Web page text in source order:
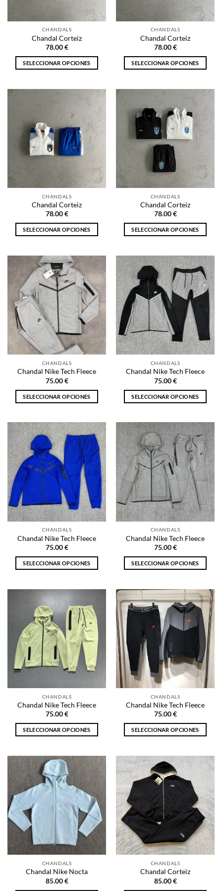
en
la
página
de
en
la
página
de
CHANDALS
Chandal Corteiz
78.00€
SELECCIONAR OPCIONES
tiene
variantes.
Las
opciones
pueden
en
la
página
de
CHANDALS
Chandal Corteiz
78.00€
SELECCIONAR OPCIONES
variantes.
Las
opciones
se
pueden
elegir
la
página
de
CHANDALS
Chandal Corteiz
78.00€
SELECCIONAR OPCIONES
tiene
múltiples
variantes.
Las
opciones
se
pueden
elegir
en
la
página
de
CHANDALS
Chandal Corteiz
78.00€
SELECCIONAR OPCIONES
tiene
múltiples
variantes.
Las
opciones
se
pueden
elegir
en
la
página
de
CHANDALS
Chandal Nike Tech Fleece
75.00€
SELECCIONAR OPCIONES
tiene
múltiples
variantes.
Las
opciones
se
pueden
elegir
en
la
página
de
CHANDALS
Chandal Nike Tech Fleece
75.00€
SELECCIONAR OPCIONES
tiene
múltiples
variantes.
Las
opciones
se
pueden
elegir
en
la
página
de
CHANDALS
Chandal Nike Tech Fleece
75.00€
SELECCIONAR OPCIONES
tiene
múltiples
variantes.
Las
opciones
se
pueden
elegir
la
página
de
CHANDALS
Chandal Nike Tech Fleece
75.00€
SELECCIONAR OPCIONES
múltiples
variantes.
Las
opciones
se
pueden
elegir
en
página
de
CHANDALS
Chandal Nike Tech Fleece
75.00€
SELECCIONAR OPCIONES
tiene
múltiples
variantes.
opciones
pueden
elegir
en
la
página
de
CHANDALS
Chandal Nike Tech Fleece
75.00€
SELECCIONAR OPCIONES
tiene
múltiples
variantes.
Las
opciones
se
elegir
en
la
página
de
CHANDALS
Chandal Nike Nocta
85.00€
CHANDALS
Chandal Corteiz
85.00€